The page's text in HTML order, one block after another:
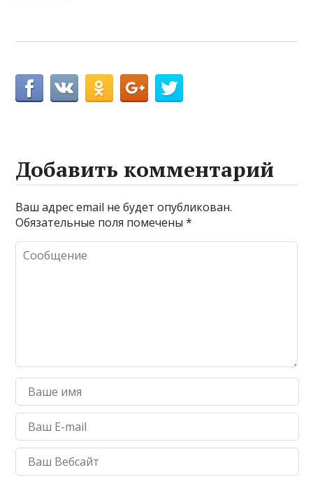
Добавить комментарий
Ваш адрес email не будет опубликован.
Обязательные поля помечены*